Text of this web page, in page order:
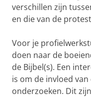
verschillen zijn
en die van de
Voor je
doen naar de
de Bijbel(s). Een
is om de invloed
onderzoeken. Dit